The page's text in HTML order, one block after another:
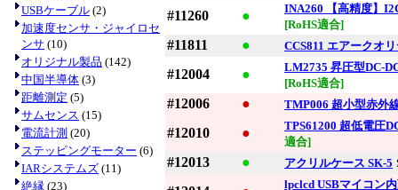
USBケーブル (2)
加速度センサ・ジャイロセ
ンサ (10)
オリジナル製品 (142)
中国半導体 (3)
距離測定 (5)
サムセンス (15)
電流計測 (20)
ステッピングモーター (6)
IARシステムズ (11)
絶縁 (23)
#11260 ●
INA260 【高精度】
[RoHS適合]
#11811 ● CCS811 エアークオ
#12004 ●
LM2735 昇圧型DC-
[RoHS適合]
#12006 ● TMP006 超小型赤外
#12010 ●
TPS61200 超低電圧
適合]
#12013 ● アクリルケース SK-5
lpclcd USBマイコン